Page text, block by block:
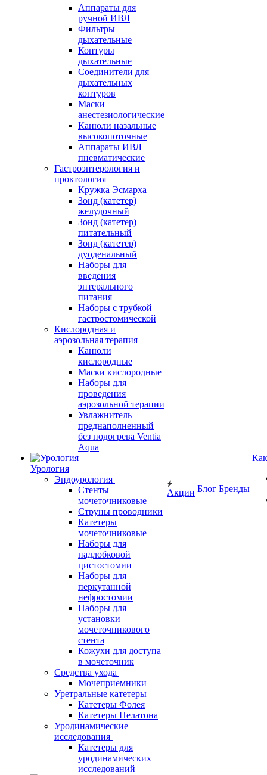
Аппараты для
ручной ИВЛ
Фильтры
дыхательные
Контуры
дыхательные
Соединители для
дыхательных
контуров
Маски
анестезиологические
Канюли назальные
высокопоточные
Аппараты ИВЛ
пневматические
Гастроэнтерология и
проктология
Кружка Эсмарха
Зонд (катетер)
желудочный
Зонд (катетер)
питательный
Зонд (катетер)
дуоденальный
Наборы для
введения
энтерального
питания
Наборы с трубкой
гастростомической
Кислородная и
аэрозольная терапия
Канюли
кислородные
Маски кислородные
Наборы для
проведения
аэрозольной терапии
Увлажнитель
преднаполненный
без подогрева Ventia
Aqua
Урология
Эндоурология
Стенты
мочеточниковые
Струны проводники
Катетеры
мочеточниковые
Наборы для
надлобковой
цистостомии
Наборы для
перкутанной
нефростомии
Наборы для
установки
мочеточникового
стента
Кожухи для доступа
в мочеточник
Средства ухода
Мочеприемники
Уретральные катетеры
Катетеры Фолея
Катетеры Нелатона
Уродинамические
исследования
Катетеры для
уродинамических
исследований
Акции Блог Бренды